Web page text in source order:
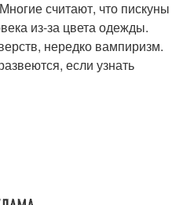
считают, что пискуны
из-за цвета одежды.
нередко вампиризм.
если узнать